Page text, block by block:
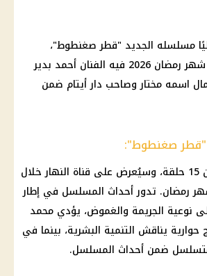
مسلسله الجديد "قطر صغنطوط"،
والمقرر عرضه خلال شهر رمضان 2026 فيه الفنان أحمد بدير
اسمه مختار وصاحب دار أيتام ضمن
صغنطوط":
يتكون المسلسل من 15 حلقة، وسيُعرض على قناة النهار خلال
رمضان. تدور أحداث المسلسل في إطار
نوعية الجريمة والغموض، يؤدي محمد
يناقش التنمية البشرية، بينما في
ضمن أحداث المسلسل.